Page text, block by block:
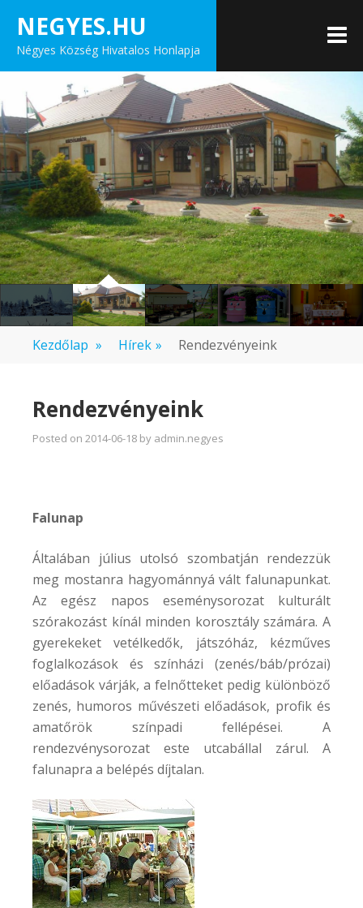
content
NEGYES.HU
Négyes Község Hivatalos Honlapja
Kezdőlap » Hírek » Rendezvényeink
Rendezvényeink
Posted on 2014-06-18 by admin.negyes
Falunap
Általában július utolsó szombatján rendezzük
meg mostanra hagyománnyá vált falunapunkat.
Az egész napos eseménysorozat kulturált
szórakozást kínál minden korosztály számára. A
gyerekeket vetélkedők, játszóház, kézműves
foglalkozások és színházi (zenés/báb/prózai)
előadások várják, a felnőtteket pedig különböző
zenés, humoros művészeti előadások, profik és
amatőrök színpadi fellépései. A
rendezvénysorozat este utcabállal zárul. A
falunapra a belépés díjtalan.